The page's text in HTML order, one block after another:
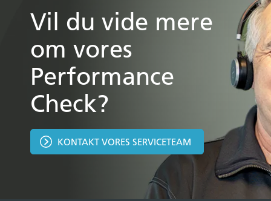
Vil du vide mere
om vores
Performance
Check?
KONTAKT VORES SERVICETEAM